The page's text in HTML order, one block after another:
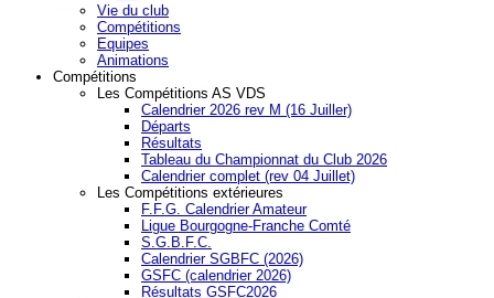
Vie du club
Compétitions
Equipes
Animations
Compétitions
Les Compétitions AS VDS
Calendrier 2026 rev M (16 Juiller)
Départs
Résultats
Tableau du Championnat du Club 2026
Calendrier complet (rev 04 Juillet)
Les Compétitions extérieures
F.F.G. Calendrier Amateur
Ligue Bourgogne-Franche Comté
S.G.B.F.C.
Calendrier SGBFC (2026)
GSFC (calendrier 2026)
Résultats GSFC2026